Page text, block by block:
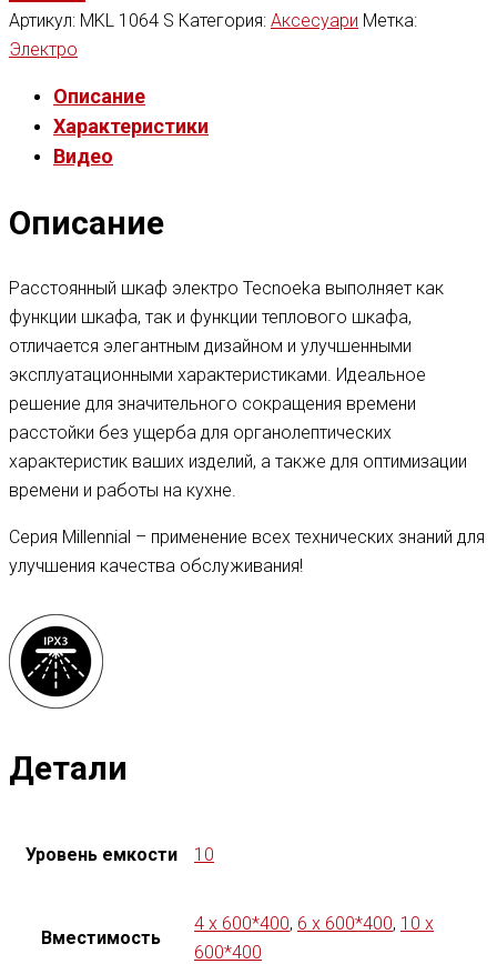
Артикул: MKL 1064 S Категория: Аксесуари Метка:
Электро
Описание
Характеристики
Видео
Описание
Расстоянный шкаф электро Tecnoeka выполняет как
функции шкафа, так и функции теплового шкафа,
отличается элегантным дизайном и улучшенными
эксплуатационными характеристиками. Идеальное
решение для значительного сокращения времени
расстойки без ущерба для органолептических
характеристик ваших изделий, а также для оптимизации
времени и работы на кухне.
Серия Millennial – применение всех технических знаний для
улучшения качества обслуживания!
Детали
Уровень емкости 10
Вместимость
4 x 600*400, 6 x 600*400, 10 x
600*400